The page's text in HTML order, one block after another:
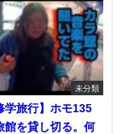
未分類
学旅行】ホモ135
館を貸し切る。何